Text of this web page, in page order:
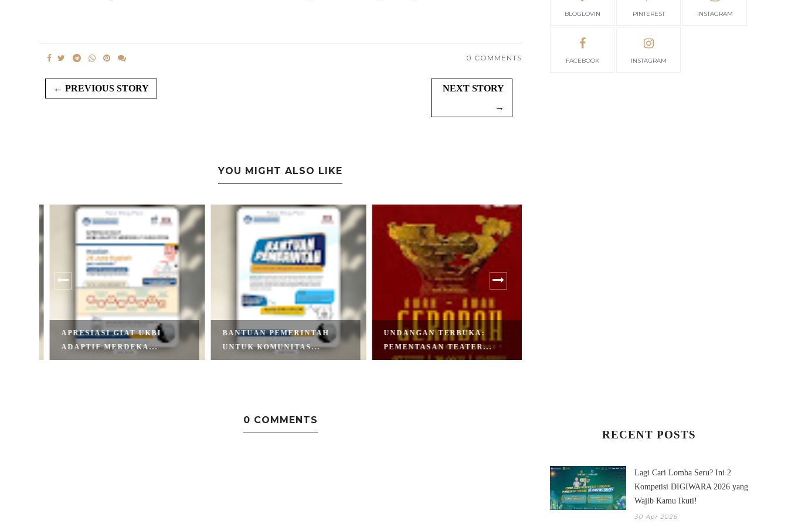
0 COMMENTS
← PREVIOUS STORY
NEXT STORY
→
YOU MIGHT ALSO LIKE
APRESIASI GIAT UKBI
ADAPTIF MERDEKA...
BANTUAN PEMERINTAH
UNTUK KOMUNITAS...
UNDANGAN TERBUKA:
PEMENTASAN TEATER...
0 COMMENTS
BLOGLOVIN PINTEREST INSTAGRAM
FACEBOOK INSTAGRAM
RECENT POSTS
Lagi Cari Lomba Seru? Ini 2
Kompetisi DIGIWARA 2026 yang
Wajib Kamu Ikuti!
30 Apr 2026